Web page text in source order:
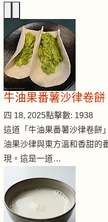
牛油果番薯沙律卷餅
四 18, 2025點擊數: 1938
這道「牛油果番薯沙律卷餅
油果沙律與東方溫和香甜的
現。這是一道…